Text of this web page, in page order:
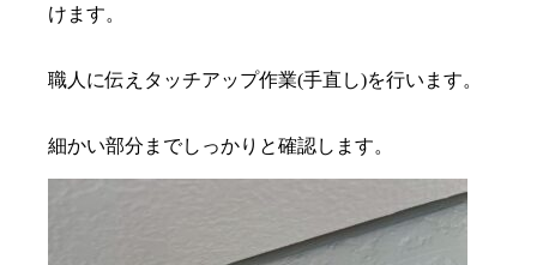
けます。
職人に伝えタッチアップ作業(手直し)を行います。
細かい部分までしっかりと確認します。